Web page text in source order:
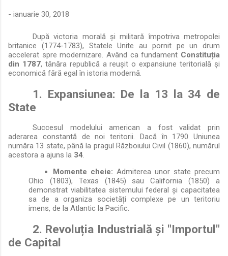
- ianuarie 30, 2018
După victoria morală și militară împotriva metropolei
britanice (1774-1783), Statele Unite au pornit pe un drum
accelerat spre modernizare. Având ca fundament Constituția
din 1787, tânăra republică a reușit o expansiune teritorială și
economică fără egal în istoria modernă.
1. Expansiunea: De la 13 la 34 de
State
Succesul modelului american a fost validat prin
aderarea constantă de noi teritorii. Dacă în 1790 Uniunea
număra 13 state, până la pragul Războiului Civil (1860), numărul
acestora a ajuns la 34.
Momente cheie: Admiterea unor state precum
Ohio (1803), Texas (1845) sau California (1850) a
demonstrat viabilitatea sistemului federal și capacitatea
sa de a organiza societăți complexe pe un teritoriu
imens, de la Atlantic la Pacific.
2. Revoluția Industrială și "Importul"
de Capital